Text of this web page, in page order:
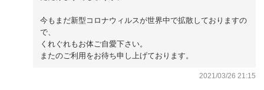
今もまだ新型コロナウィルスが世界中で拡散しておりますの
で、
くれぐれもお体ご自愛下さい。
またのご利用をお待ち申し上げております。
2021/03/26 21:15